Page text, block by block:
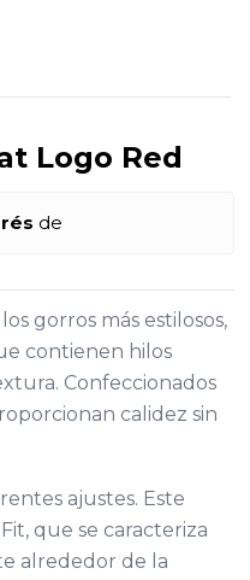
Logo Red
de
gorros más estilosos,
contienen hilos
Confeccionados
calidez sin
ajustes. Este
que se caracteriza
alrededor de la